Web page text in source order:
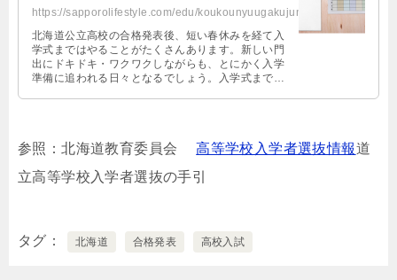
https://sapporolifestyle.com/edu/koukounyuugakujunbi/
北海道公立高校の合格発表後、短い春休みを経て入
学式まではやることがたくさんあります。新しい門
出にドキドキ・ワクワクしながらも、とにかく入学
準備に追われる日々となるでしょう。入学式までに
参照：北海道教育委員会高等学校入学者選抜情報道
立高等学校入学者選抜の手引
タグ 北海道 合格発表 高校入試